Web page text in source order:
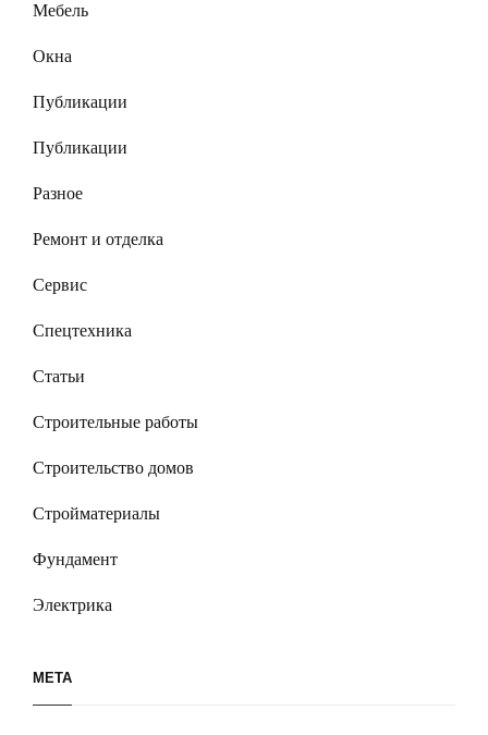
Мебель
Окна
Публикации
Публикации
Разное
Ремонт и отделка
Сервис
Спецтехника
Статьи
Строительные работы
Строительство домов
Стройматериалы
Фундамент
Электрика
МЕТА